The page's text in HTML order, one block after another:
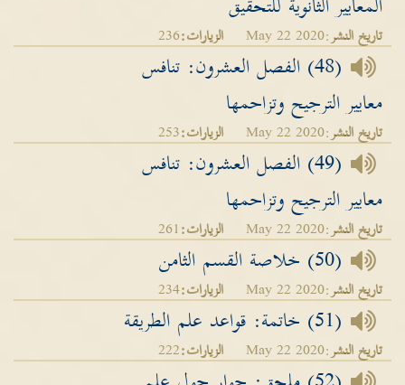
تاريخ النشر:May 22 2020 الزيارات:236
(48) الفصل العشرون: تنافس
معايير الترجيح وتزاحمها
تاريخ النشر:May 22 2020 الزيارات:253
(49) الفصل العشرون: تنافس
معايير الترجيح وتزاحمها
تاريخ النشر:May 22 2020 الزيارات:261
(50) خلاصة القسم الثامن
تاريخ النشر:May 22 2020 الزيارات:234
(51) خاتمة: قواعد علم الطريقة
تاريخ النشر:May 22 2020 الزيارات:222